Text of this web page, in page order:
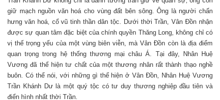
giữ mạch nguồn văn hoá cho vùng đất bên sông. Ông là người chấn
hưng văn hoá, cổ vũ tinh thần dân tộc. Dưới thời Trần, Vân Đồn nhận
được sự quan tâm đặc biệt của chính quyền Thăng Long, không chỉ có
vị thế trọng yếu của một vùng biên viễn, mà Vân Đồn còn là địa điểm
quan trọng trong hệ thống thương mại châu Á. Tại đây, Nhân Huệ
Vương đã thể hiện tư chất của một thương nhân rất thành thạo nghề
buôn. Có thể nói, với những gì thể hiện ở Vân Đồn, Nhân Huệ Vương
Trần Khánh Dư là một quý tộc có tư duy thương nghiệp đầu tiên và
điển hình nhất thời Trần.